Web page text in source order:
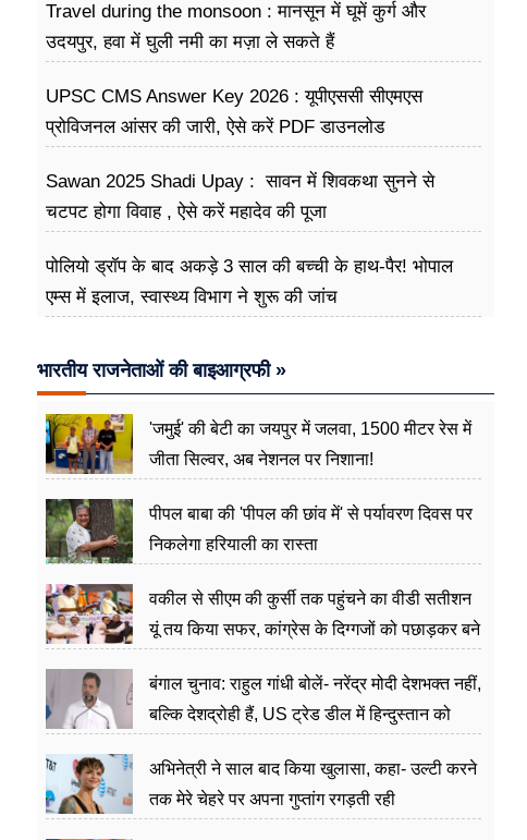
Travel during the monsoon : मानसून में घूमें कुर्ग और
उदयपुर, हवा में घुली नमी का मज़ा ले सकते हैं
UPSC CMS Answer Key 2026 : यूपीएससी सीएमएस
प्रोविजनल आंसर की जारी, ऐसे करें PDF डाउनलोड
Sawan 2025 Shadi Upay : सावन में शिवकथा सुनने से
चटपट होगा विवाह , ऐसे करें महादेव की पूजा
पोलियो ड्रॉप के बाद अकड़े 3 साल की बच्ची के हाथ-पैर! भोपाल
एम्स में इलाज, स्वास्थ्य विभाग ने शुरू की जांच
भारतीय राजनेताओं की बाइआग्रफी »
'जमुई' की बेटी का जयपुर में जलवा, 1500 मीटर रेस में
जीता सिल्वर, अब नेशनल पर निशाना!
पीपल बाबा की 'पीपल की छांव में' से पर्यावरण दिवस पर
निकलेगा हरियाली का रास्ता
वकील से सीएम की कुर्सी तक पहुंचने का वीडी सतीशन
यूं तय किया सफर, कांग्रेस के दिग्गजों को पछाड़कर बने
बंगाल चुनाव: राहुल गांधी बोलें- नरेंद्र मोदी देशभक्त नहीं,
बल्कि देशद्रोही हैं, US ट्रेड डील में हिन्दुस्तान को
अभिनेत्री ने साल बाद किया खुलासा, कहा- उल्टी करने
तक मेरे चेहरे पर अपना गुप्तांग रगड़ती रही